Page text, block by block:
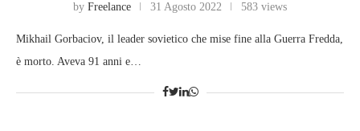
by Freelance 31 Agosto 2022 583 views
Mikhail Gorbaciov, il leader sovietico che mise fine alla Guerra Fredda,
è morto. Aveva 91 anni e…